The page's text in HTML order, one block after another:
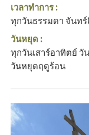
เวลาทำการ :
ทุกวันธรรมดา จันทร์
วันหยุด :
ทุกวันเสาร์อาทิตย์
วันหยุดฤดูร้อน